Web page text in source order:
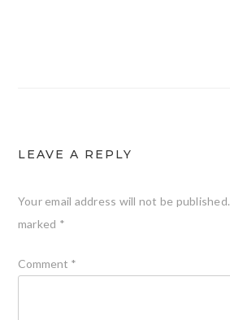
LEAVE A REPLY
Your email address will not be published.
marked *
Comment *